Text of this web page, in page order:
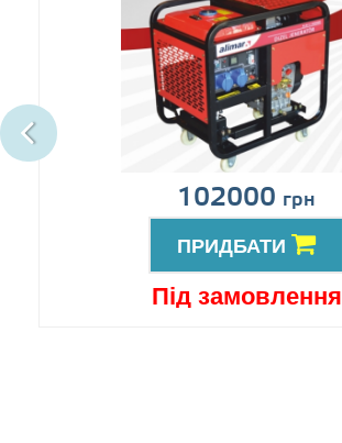
102000 грн
ПРИДБАТИ
Під замовлення